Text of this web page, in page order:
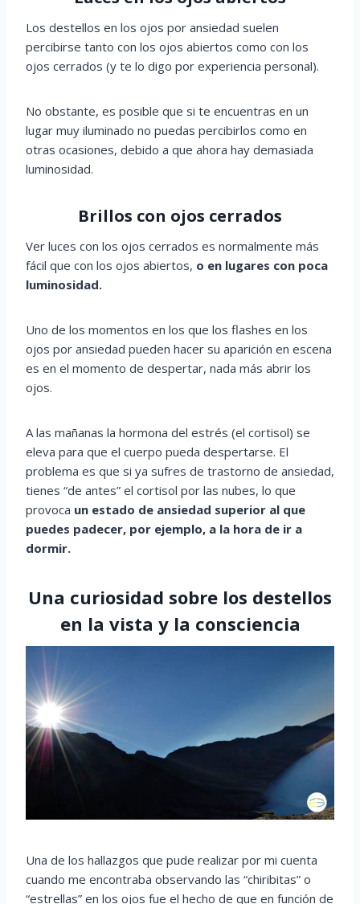
Los destellos en los ojos por ansiedad suelen
percibirse tanto con los ojos abiertos como con los
ojos cerrados (y te lo digo por experiencia personal).
No obstante, es posible que si te encuentras en un
lugar muy iluminado no puedas percibirlos como en
otras ocasiones, debido a que ahora hay demasiada
luminosidad.
Brillos con ojos cerrados
Ver luces con los ojos cerrados es normalmente más
fácil que con los ojos abiertos, o en lugares con poca
luminosidad.
Uno de los momentos en los que los flashes en los
ojos por ansiedad pueden hacer su aparición en escena
es en el momento de despertar, nada más abrir los
ojos.
A las mañanas la hormona del estrés (el cortisol) se
eleva para que el cuerpo pueda despertarse. El
problema es que si ya sufres de trastorno de ansiedad,
tienes “de antes” el cortisol por las nubes, lo que
provoca un estado de ansiedad superior al que
puedes padecer, por ejemplo, a la hora de ir a
dormir.
Una curiosidad sobre los destellos
en la vista y la consciencia
Una de los hallazgos que pude realizar por mi cuenta
cuando me encontraba observando las “chiribitas” o
“estrellas” en los ojos fue el hecho de que en función de